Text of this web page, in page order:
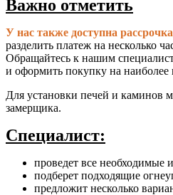
Важно отметить
У нас также доступна рассрочка
разделить платеж на несколько
Обращайтесь к нашим
и оформить покупку на наиболее
Для установки печей и каминов
замерщика.
Специалист:
проведет все необходимые
подберет подходящие
предложит несколько